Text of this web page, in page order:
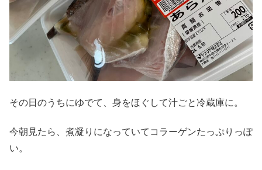
その日のうちにゆでて、身をほぐして汁ごと冷蔵庫に。
今朝見たら、煮凝りになっていてコラーゲンたっぷりっぽ
い。